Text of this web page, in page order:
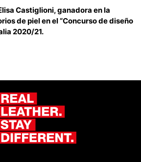
Castiglioni, ganadora en la
de piel en el “Concurso de diseño
2020/21.